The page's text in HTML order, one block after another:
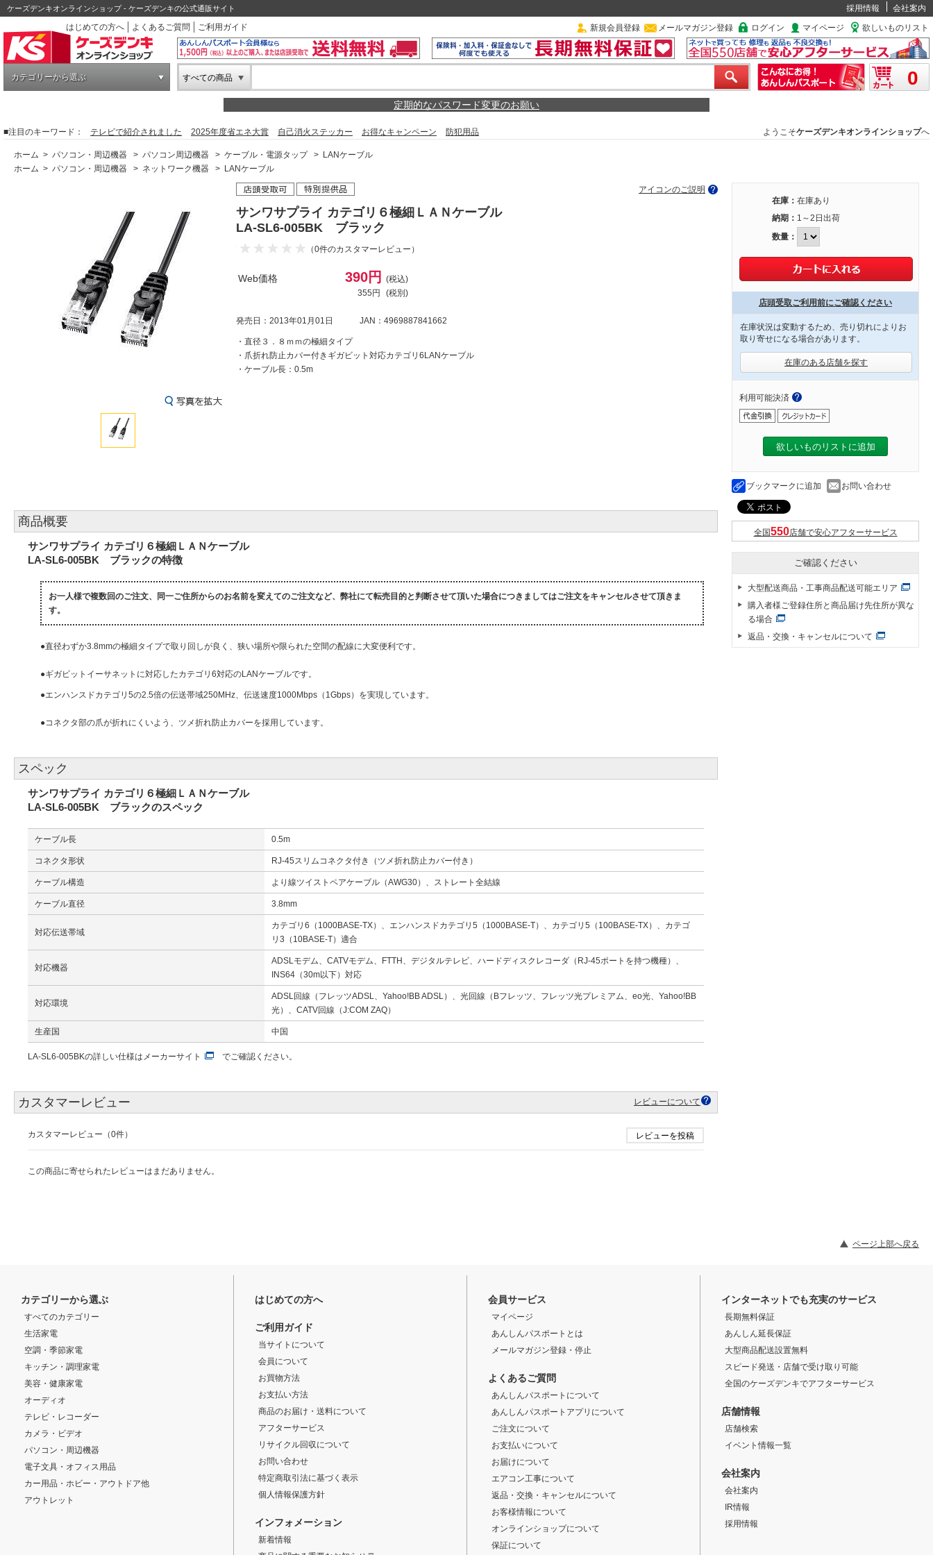
ケーズデンキオンラインショップ - ケーズデンキの公式通販サイト 採用情報
会社案内
はじめての方へ
よくあるご質問 ご利用ガイド 新規会員登録 メールマガジン登録 ログイン マイページ 欲しいものリスト
カテゴリーから選ぶ すべての商品 0
定期的なパスワード変更のお願い
■注目のキーワード： テレビで紹介されました 2025年度省エネ大賞 自己消火ステッカー お得なキャンペーン 防犯用品 ようこそケーズデンキオンラインショップへ
ホーム > パソコン・周辺機器 > パソコン周辺機器 > ケーブル・電源タップ > LANケーブル
ホーム > パソコン・周辺機器 > ネットワーク機器 > LANケーブル
アイコンのご説明
サンワサプライ カテゴリ６極細ＬＡＮケーブル
LA-SL6-005BK ブラック
（0件のカスタマーレビュー）
Web価格 390円
(税込)
355円
(税別)
発売日：2013年01月01日 JAN：4969887841662
・直径３．８ｍｍの極細タイプ
・爪折れ防止カバー付きギガビット対応カテゴリ6LANケーブル
・ケーブル長：0.5m
商品概要
サンワサプライ カテゴリ６極細ＬＡＮケーブル
LA-SL6-005BK ブラックの特徴
お一人様で複数回のご注文、同一ご住所からのお名前を変えてのご注文など、弊社にて転売目的と判断させて頂いた場合につきましてはご注文をキャンセルさせて頂きま
す。
●直径わずか3.8mmの極細タイプで取り回しが良く、狭い場所や限られた空間の配線に大変便利です。
●ギガビットイーサネットに対応したカテゴリ6対応のLANケーブルです。
●エンハンスドカテゴリ5の2.5倍の伝送帯域250MHz、伝送速度1000Mbps（1Gbps）を実現しています。
●コネクタ部の爪が折れにくいよう、ツメ折れ防止カバーを採用しています。
スペック
サンワサプライ カテゴリ６極細ＬＡＮケーブル
LA-SL6-005BK ブラックのスペック
ケーブル長 0.5m
コネクタ形状 RJ-45スリムコネクタ付き（ツメ折れ防止カバー付き）
ケーブル構造 より線ツイストペアケーブル（AWG30）、ストレート全結線
ケーブル直径 3.8mm
対応伝送帯域
カテゴリ6（1000BASE-TX）、エンハンスドカテゴリ5（1000BASE-T）、カテゴリ5（100BASE-TX）、カテゴ
リ3（10BASE-T）適合
対応機器
ADSLモデム、CATVモデム、FTTH、デジタルテレビ、ハードディスクレコーダ（RJ-45ポートを持つ機種）、
INS64（30m以下）対応
対応環境
ADSL回線（フレッツADSL、Yahoo!BB ADSL）、光回線（Bフレッツ、フレッツ光プレミアム、eo光、Yahoo!BB
光）、CATV回線（J:COM ZAQ）
生産国 中国
LA-SL6-005BKの詳しい仕様は メーカーサイト でご確認ください。
カスタマーレビュー レビューについて
カスタマーレビュー（0件） レビューを投稿
この商品に寄せられたレビューはまだありません。
在庫： 在庫あり
納期： 1～2日出荷
数量：
店頭受取ご利用前にご確認ください
在庫状況は変動するため、売り切れによりお
取り寄せになる場合があります。
在庫のある店舗を探す
利用可能決済
欲しいものリストに追加
ブックマークに追加 お問い合わせ
全国 店舗で安心アフターサービス
ご確認ください
大型配送商品・工事商品配送可能エリア
購入者様ご登録住所と商品届け先住所が異な
る場合
返品・交換・キャンセルについて
ページ上部へ戻る
カテゴリーから選ぶ
すべてのカテゴリー
生活家電
空調・季節家電
キッチン・調理家電
美容・健康家電
オーディオ
テレビ・レコーダー
カメラ・ビデオ
パソコン・周辺機器
電子文具・オフィス用品
カー用品・ホビー・アウトドア他
アウトレット
はじめての方へ
ご利用ガイド
当サイトについて
会員について
お買物方法
お支払い方法
商品のお届け・送料について
アフターサービス
リサイクル回収について
お問い合わせ
特定商取引法に基づく表示
個人情報保護方針
インフォメーション
新着情報
会員サービス
マイページ
あんしんパスポートとは
メールマガジン登録・停止
よくあるご質問
あんしんパスポートについて
あんしんパスポートアプリについて
ご注文について
お支払いについて
お届けについて
エアコン工事について
返品・交換・キャンセルについて
お客様情報について
オンラインショップについて
保証について
インターネットでも充実のサービス
長期無料保証
あんしん延長保証
大型商品配送設置無料
スピード発送・店舗で受け取り可能
全国のケーズデンキでアフターサービス
店舗情報
店舗検索
イベント情報一覧
会社案内
会社案内
IR情報
採用情報